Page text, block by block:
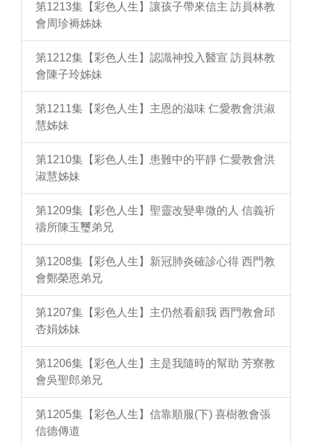
第1213集【彩色人生】讓孩子帶來信主 訪員林教
會周珍褥姊妹
第1212集【彩色人生】認識神投入醫宣 訪員林教
會陳子玲姊妹
第1211集【彩色人生】主恩的滋味 仁愛教會洪淑
慧姊妹
第1210集【彩色人生】患難中的平靜 仁愛教會洪
淑慧姊妹
第1209集【彩色人生】聖靈改變卑微的人 信義祈
禱所陳玉璽弟兄
第1208集【彩色人生】新冠肺炎確診心得 西門教
會鄭榮恩弟兄
第1207集【彩色人生】主仍然看顧我 西門教會邱
杏娟姊妹
第1206集【彩色人生】主是我隨時的幫助 芳寮教
會吳聖郎弟兄
第1205集【彩色人生】信靠順服(下) 喜樹教會張
信德傳道